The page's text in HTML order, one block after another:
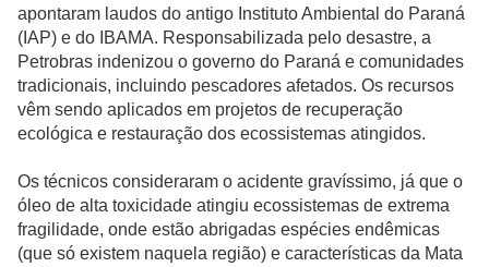
apontaram laudos do antigo Instituto Ambiental do Paraná
(IAP) e do IBAMA. Responsabilizada pelo desastre, a
Petrobras indenizou o governo do Paraná e comunidades
tradicionais, incluindo pescadores afetados. Os recursos
vêm sendo aplicados em projetos de recuperação
ecológica e restauração dos ecossistemas atingidos.
Os técnicos consideraram o acidente gravíssimo, já que o
óleo de alta toxicidade atingiu ecossistemas de extrema
fragilidade, onde estão abrigadas espécies endêmicas
(que só existem naquela região) e características da Mata